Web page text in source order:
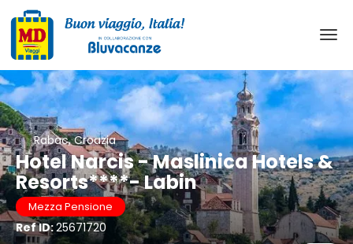
Rabac, Croazia
Hotel Narcis - Maslinica Hotels &
Resorts****- Labin
Mezza Pensione
Ref ID:25671720